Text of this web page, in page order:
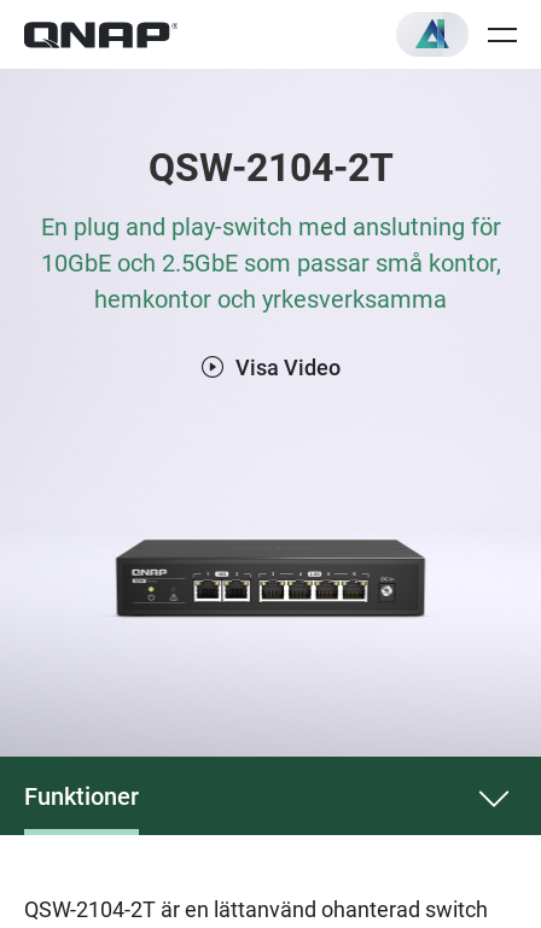
QSW-2104-2T
En plug and play-switch med anslutning för
10GbE och 2.5GbE som passar små kontor,
hemkontor och yrkesverksamma
Visa Video
Funktioner
QSW-2104-2T är en lättanvänd ohanterad switch